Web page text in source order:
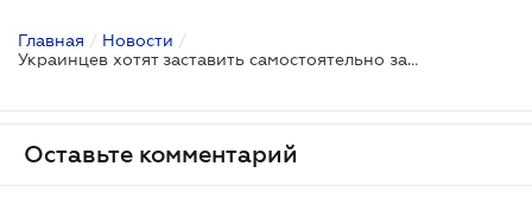
Главная / Новости /
Украинцев хотят заставить самостоятельно заказывать и оплачивать автономера
Оставьте комментарий